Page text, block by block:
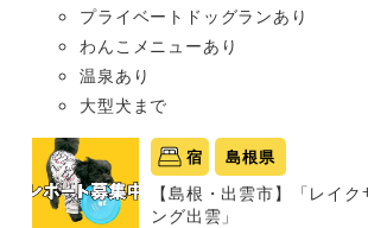
プライベートドッグランあり
わんこメニューあり
温泉あり
大型犬まで
宿 島根県
【島根・出雲市】「レイ
ング出雲」